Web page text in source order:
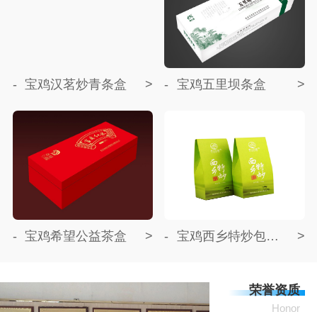
宝鸡汉茗炒青条盒 宝鸡五里坝条盒
宝鸡希望公益茶盒 宝鸡西乡特炒包装盒
荣誉资质
Honor